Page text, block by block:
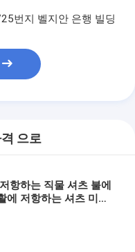
번지 벨지안 은행 빌딩
으로
항하는 직물 셔츠 불에
에 저항하는 셔츠 미국